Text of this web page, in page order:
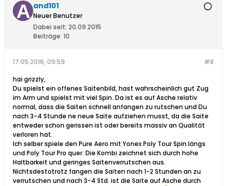
and101
Neuer Benutzer
Dabei seit: 20.09.2015
Beiträge: 10
#8
17.05.2016, 09:59
hai grizzly,
Du spielst ein offenes Saitenbild, hast wahrscheinlich gut Zug
im Arm und spielst mit viel Spin. Da ist es auf Asche relativ
normal, dass die Saiten schnell anfangen zu rutschen und Du
nach 3-4 Stunde ne neue Saite aufziehen musst, da die Saite
entweder schon gerissen ist oder bereits massiv an Qualität
verloren hat.
Ich selber spiele den Pure Aero mit Yonex Poly Tour Spin längs
und Poly Tour Pro quer. Die Kombi zeichnet sich durch hohe
Haltbarkeit und geringes Saitenverrutschen aus.
Nichtsdestotrotz fangen die Saiten nach 1-2 Stunden an zu
verrutschen und nach 3-4 Std. ist die Saite auf Asche durch